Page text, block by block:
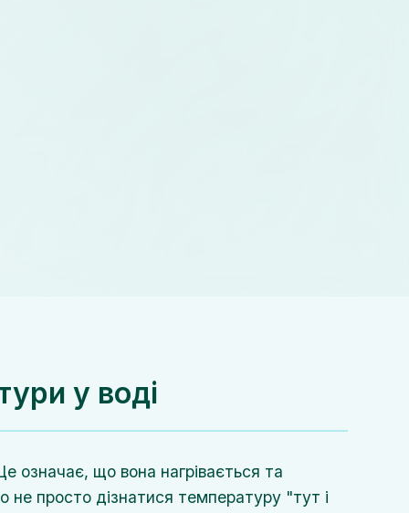
у воді
означає, що вона нагрівається та
не просто дізнатися температуру "тут і